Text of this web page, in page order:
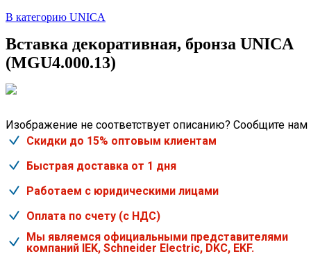
В категорию UNICA
Вставка декоративная, бронза UNICA
(MGU4.000.13)
Изображение не соответствует описанию? Сообщите нам
Скидки до 15% оптовым клиентам
Быстрая доставка от 1 дня
Работаем с юридическими лицами
Оплата по счету (с НДС)
Мы являемся официальными представителями
компаний IEK, Schneider Electric, DKC, EKF.